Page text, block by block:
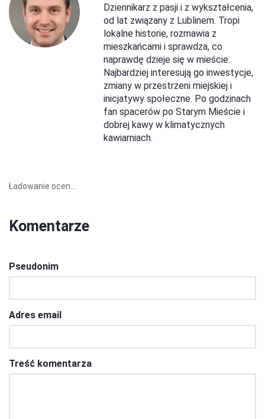
Dziennikarz z pasji i z wykształcenia,
od lat związany z Lublinem. Tropi
lokalne historie, rozmawia z
mieszkańcami i sprawdza, co
naprawdę dzieje się w mieście.
Najbardziej interesują go inwestycje,
zmiany w przestrzeni miejskiej i
inicjatywy społeczne. Po godzinach
fan spacerów po Starym Mieście i
dobrej kawy w klimatycznych
kawiarniach.
Ładowanie ocen...
Komentarze
Pseudonim
Adres email
Treść komentarza